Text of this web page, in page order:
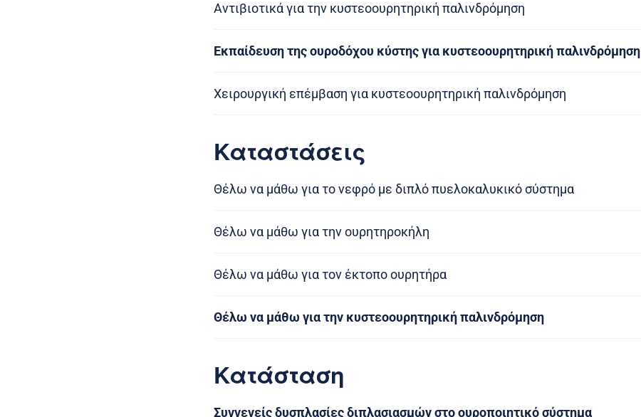
Αντιβιοτικά για την κυστεοουρητηρική παλινδρόμηση
Εκπαίδευση της ουροδόχου κύστης για κυστεοουρητηρική παλινδρόμηση
Χειρουργική επέμβαση για κυστεοουρητηρική παλινδρόμηση
Καταστάσεις
Θέλω να μάθω για το νεφρό με διπλό πυελοκαλυκικό σύστημα
Θέλω να μάθω για την ουρητηροκήλη
Θέλω να μάθω για τον έκτοπο ουρητήρα
Θέλω να μάθω για την κυστεοουρητηρική παλινδρόμηση
Κατάσταση
Συγγενείς δυσπλασίες διπλασιασμών στο ουροποιητικό σύστημα